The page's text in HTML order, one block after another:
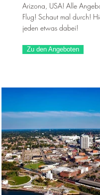
Arizona, USA! Alle
Flug! Schaut mal durch!
jeden etwas dabei!
Zu den Angeboten